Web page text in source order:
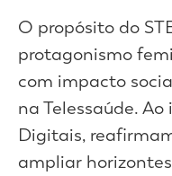
O propósito do
protagonismo
com impacto
na Telessaúde.
Digitais,
ampliar